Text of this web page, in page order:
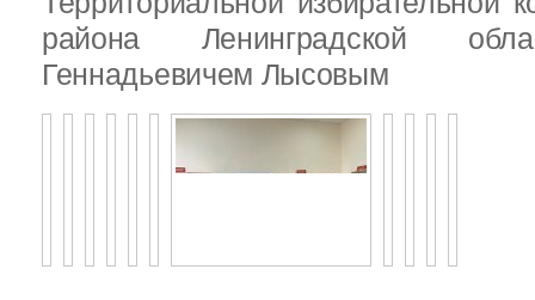
района Ленинградской
Геннадьевичем Лысовым